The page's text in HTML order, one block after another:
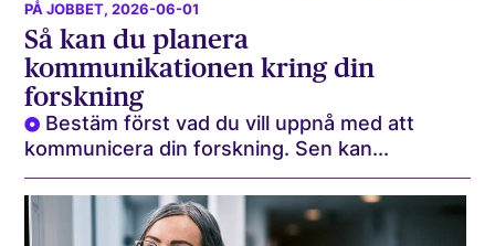
PÅ JOBBET, 2026-06-01
Så kan du planera
kommunikationen kring din
forskning
Bestäm först vad du vill uppnå med att
kommunicera din forskning. Sen kan...